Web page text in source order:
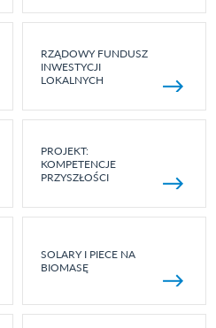
RZĄDOWY FUNDUSZ
INWESTYCJI
LOKALNYCH
PROJEKT:
KOMPETENCJE
PRZYSZŁOŚCI
SOLARY I PIECE NA
BIOMASĘ